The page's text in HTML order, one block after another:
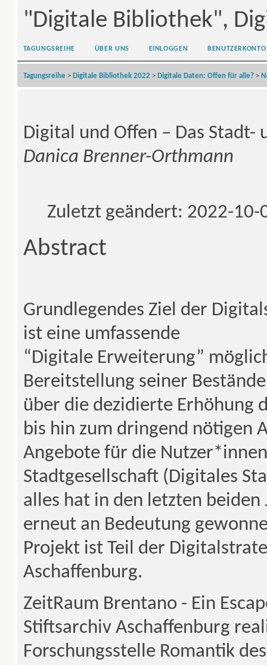
"Digitale Bibliothek",
TAGUNGSREIHE ÜBER UNS EINLOGGEN BENUTZERKONTO
Tagungsreihe > Digitale Bibliothek 2022> Digitale Daten: Offen für alle?>
Digital und Offen – Das Stadt-
Danica Brenner-Orthmann
Zuletzt geändert: 2022-10-
Abstract
Grundlegendes Ziel der
ist eine umfassende
“Digitale Erweiterung”
Bereitstellung seiner
über die dezidierte Erhöhung
bis hin zum dringend nötigen
Angebote für die
Stadtgesellschaft (Digitales
alles hat in den letzten beiden
erneut an Bedeutung
Projekt ist Teil der
Aschaffenburg.
ZeitRaum Brentano - Ein
Stiftsarchiv Aschaffenburg
Forschungsstelle Romantik